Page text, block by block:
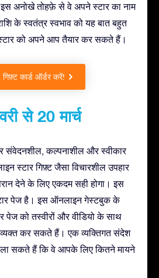
अनोखे तोहफ़े से वे अपने स्टार का नाम
के स्वतंत्र स्वभाव को यह बात बहुत
को अपने आप तैयार कर सकते हैं।
कार्ड ऑर्डर करें!
से 20 मार्च
संवेदनशील, कल्पनाशील और स्वीकार
स्टार गिफ़्ट जैसा विचारशील उपहार
देने के लिए एकदम सही होगा। इस
पेज है। इस ऑनलाइन गेस्टबुक के
पेज को तस्वीरों और वीडियो के साथ
कर सकते हैं। एक व्यक्तिगत संदेश
सकते हैं कि वे आपके लिए कितने मायने